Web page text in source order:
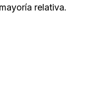
relativa.